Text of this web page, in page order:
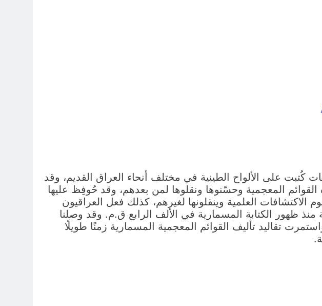
على الألواح الطينية في مختلف أنحاء العراق القديم، وقد
القوائم المعجمية وحسّنوها ونقلوها لمن بعدهم، وقد حُوفِظ عليها
الاكتشافات العلمية وينقلونها لغيرهم، كذلك فعل العراقيون
منذ ظهور الكتابة المسمارية في الألف الرابع ق.م. وقد وصلنا
واستمرت تقاليد تأليف القوائم المعجمية المسمارية زمنًا طويلًا